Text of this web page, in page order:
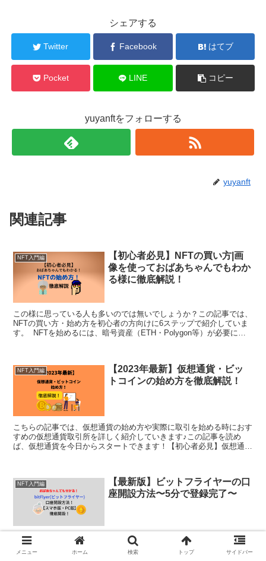
シェアする
Twitter Facebook はてブ
Pocket LINE コピー
yuyanftをフォローする
yuyanft
関連記事
NFT入門編
【初心者必見】NFTの買い方|画
像を使っておばあちゃんでもわか
る様に徹底解説！
この様に思っている人も多いのでは無いでしょうか？この記事では、
NFTの買い方・始め方を初心者の方向けに6ステップで紹介していま
す。 NFTを始めるには、暗号資産（ETH・Polygon等）が必要にな
NFT入門編
【2023年最新】仮想通貨・ビッ
トコインの始め方を徹底解説！
こちらの記事では、仮想通貨の始め方や実際に取引を始める時におす
すめの仮想通貨取引所を詳しく紹介していきます♪この記事を読め
ば、仮想通貨を今日からスタートできます！【初心者必見】仮想通
NFT入門編
【最新版】ビットフライヤーの口
座開設方法〜5分で登録完了〜
この記事を見ながらやっていくと、すぐにビットフライヤーの口座開
設が完了します♪♪（5〜10分程度）【スマホ版】ビットフライヤーの
口座開設方法ここから一つ一つのステップを紹介していきます。まず
メニュー ホーム 検索 トップ サイドバー